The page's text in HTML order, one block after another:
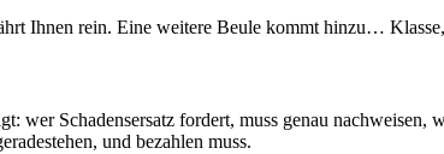
Ihnen rein. Eine weitere Beule kommt hinzu…
Schadensersatz fordert, muss genau nachweisen,
und bezahlen muss.